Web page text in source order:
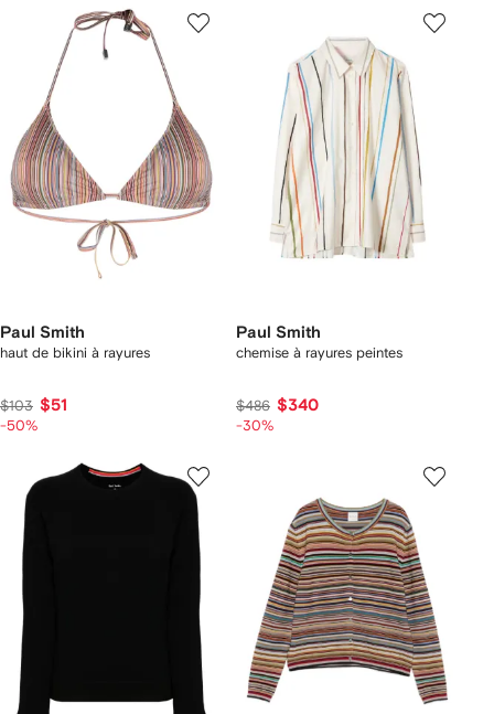
Paul Smith
haut de bikini à rayures
$103 $51
-50%
Paul Smith
chemise à rayures peintes
$486 $340
-30%